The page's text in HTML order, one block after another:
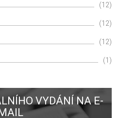
(12)
(12)
(12)
(1)
VYDÁNÍ NA E-